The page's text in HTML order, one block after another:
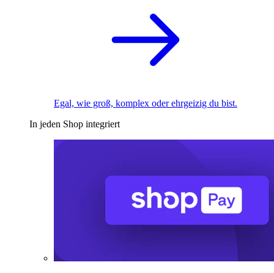
Egal, wie groß, komplex oder ehrgeizig du bist.
In jeden Shop integriert